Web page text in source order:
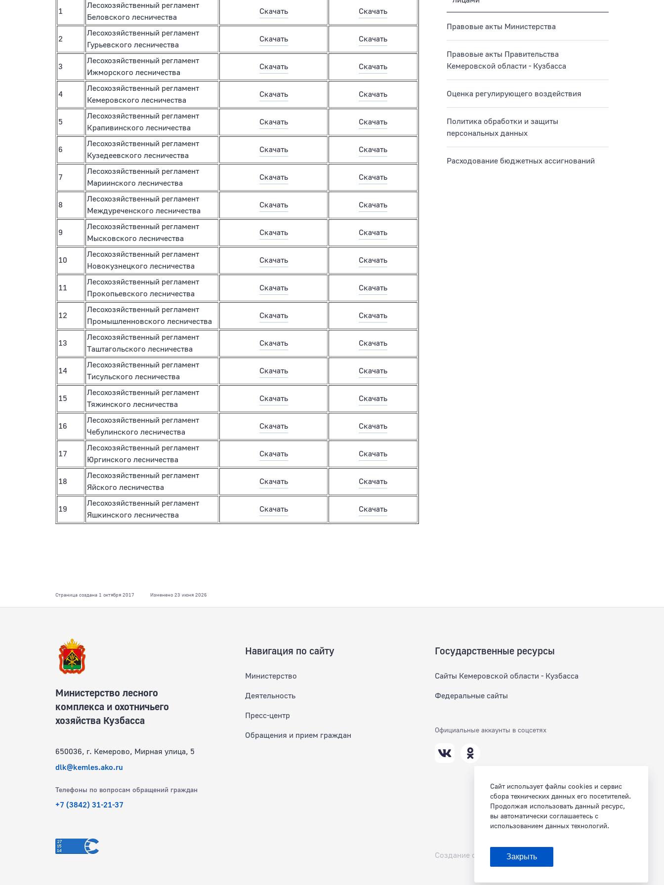
Сайт использует файлы cookies и сервис
сбора технических данных его посетителей.
Продолжая использовать данный ресурс,
вы автоматически соглашаетесь с
использованием данных технологий.
Закрыть
Особо охраняемые природные территории
1
Лесохозяйственный регламент
Беловского лесничества
Скачать Скачать
2
Лесохозяйственный регламент
Гурьевского лесничества
Скачать Скачать
3
Лесохозяйственный регламент
Ижморского лесничества
Скачать Скачать
4
Лесохозяйственный регламент
Кемеровского лесничества
Скачать Скачать
5
Лесохозяйственный регламент
Крапивинского лесничества
Скачать Скачать
6
Лесохозяйственный регламент
Кузедеевского лесничества
Скачать Скачать
7
Лесохозяйственный регламент
Мариинского лесничества
Скачать Скачать
8
Лесохозяйственный регламент
Междуреченского лесничества
Скачать Скачать
9
Лесохозяйственный регламент
Мысковского лесничества
Скачать Скачать
10
Лесохозяйственный регламент
Новокузнецкого лесничества
Скачать Скачать
11
Лесохозяйственный регламент
Прокопьевского лесничества
Скачать Скачать
12
Лесохозяйственный регламент
Промышленновского лесничества
Скачать Скачать
13
Лесохозяйственный регламент
Таштагольского лесничества
Скачать Скачать
14
Лесохозяйственный регламент
Тисульского лесничества
Скачать Скачать
15
Лесохозяйственный регламент
Тяжинского лесничества
Скачать Скачать
16
Лесохозяйственный регламент
Чебулинского лесничества
Скачать Скачать
17
Лесохозяйственный регламент
Юргинского лесничества
Скачать Скачать
18
Лесохозяйственный регламент
Яйского лесничества
Скачать Скачать
19
Лесохозяйственный регламент
Яшкинского лесничества
Скачать Скачать
Правовые акты Министерства
Правовые акты Правительства
Кемеровской области - Кузбасса
Оценка регулирующего воздействия
Политика обработки и защиты
персональных данных
Расходование бюджетных ассигнований
Страница создана 1 октября 2017 Изменено 23 июня 2026
Министерство лесного
комплекса и охотничьего
хозяйства Кузбасса
650036, г. Кемерово, Мирная улица, 5
dlk@kemles.ako.ru
Телефоны по вопросам обращений граждан
+7 (3842) 31-21-37
Навигация по сайту
Министерство
Деятельность
Пресс-центр
Обращения и прием граждан
Государственные ресурсы
Сайты Кемеровской области - Кузбасса
Федеральные сайты
Официальные аккаунты в соцсетях
Создание сайта — Мэйк